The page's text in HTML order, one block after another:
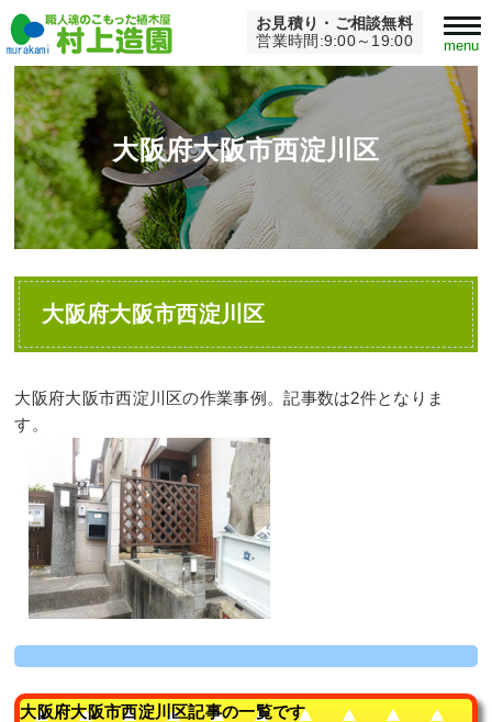
お見積り・ご相談無料
営業時間:9:00～19:00
menu
Home > 大阪府大阪市西淀川区
大阪府大阪市西淀川区
大阪府大阪市西淀川区
大阪府大阪市西淀川区の作業事例。記事数は2件となりま
す。
大阪府大阪市西淀川区記事の一覧です